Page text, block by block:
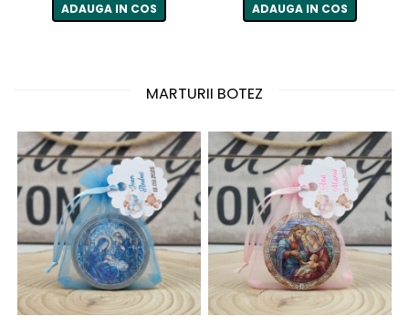
ADAUGA IN COS ADAUGA IN COS
MARTURII BOTEZ